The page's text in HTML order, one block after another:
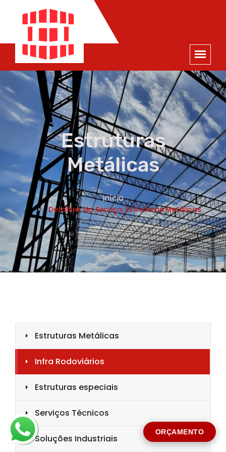
ORÇAMENTO
×
ORÇAMENTO
NOME *
E-MAIL *
TELEFONE *
CIDADE *
MENSAGEM *
Solicitar Orçamento